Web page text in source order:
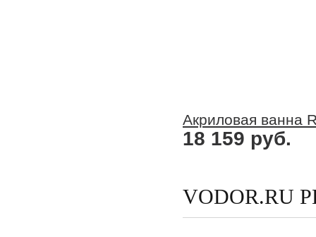
Акриловая ванна
18 159 руб.
VODOR.RU